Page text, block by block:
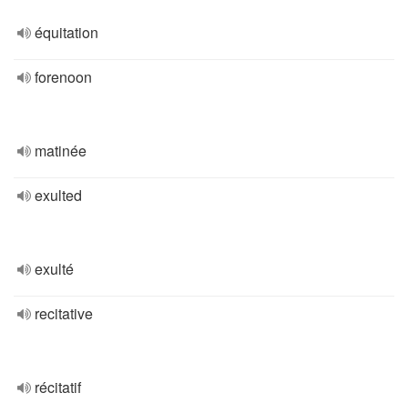
équitation
forenoon
matinée
exulted
exulté
recitative
récitatif